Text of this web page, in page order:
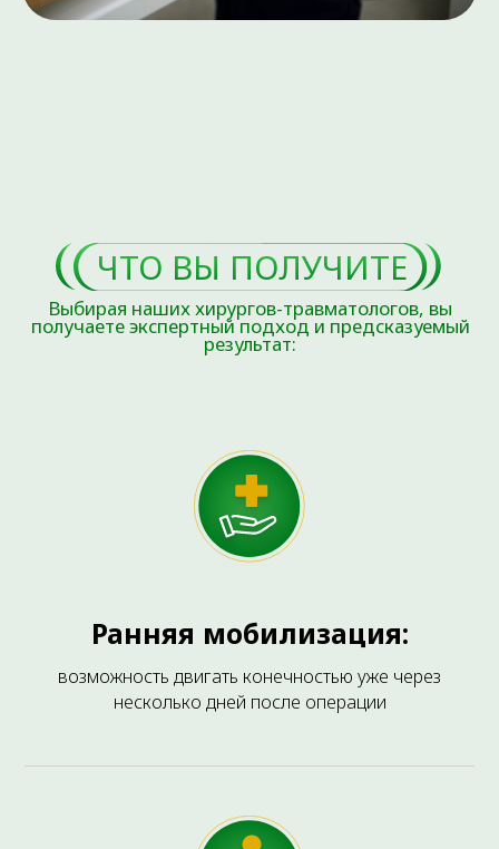
Ранняя мобилизация:
возможность двигать конечностью уже через
несколько дней после операции
ЧАСТО ЗАДАВАЕМЫЕ ВОПРОСЫ
ВАМ ТАКЖЕ МОЖЕТ БЫТЬ ИНТЕРЕСНО